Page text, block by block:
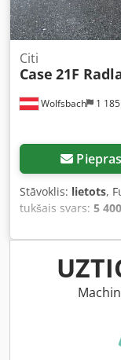
Wolfsbach 1
Citi
Case 21F
Stāvoklis: lietots,
tukšais svars: 5
garums:5 550 mm
piedziņas veids:
, Citi Ātruma
Crjdpswlxgajfx